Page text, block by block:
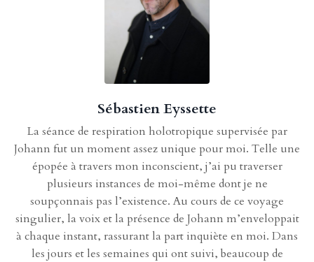
Sébastien Eyssette
La séance de respiration holotropique supervisée par
Johann fut un moment assez unique pour moi. Telle une
épopée à travers mon inconscient, j’ai pu traverser
plusieurs instances de moi-même dont je ne
soupçonnais pas l’existence. Au cours de ce voyage
singulier, la voix et la présence de Johann m’enveloppait
à chaque instant, rassurant la part inquiète en moi. Dans
les jours et les semaines qui ont suivi, beaucoup de